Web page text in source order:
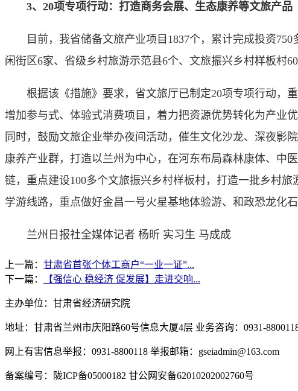
3、20项专项行动：打造商务会展、生态康养等文旅产品
目前，我省储备文旅产业项目1837个，累计完成投资750
闲街区6家、省级乡村旅游示范县6个、文旅振兴乡村样板村
根据该《措施》要求，省文旅厅已制定20项专项行动，重
增加参与式、体验式消费项目，着力把资源优势转化为产业
同时，鼓励文旅企业举办夜间活动，催生文化沙龙、深夜影
康养产业群，打造以兰州为中心，在河东布局森林康体、中
链，重点建设100多个文旅振兴乡村样板村，打造一批乡村
学游线路，重点做好金昌一号火星基地体验游、和政恐龙化
兰州日报社全媒体记者 杨昕 实习生 马成成
上一篇： 甘肃省首张个体工商户“一业一证”...
下一篇：
【强信心 稳经济 促发展】走进交响...
主办单位：甘肃省经济研究院
地址：甘肃省兰州市庆阳路60号信息大厦4层 业务咨询：0931-
网上有害信息举报：0931-8800118 举报邮箱：gseiadmin@163.com
备案编号：陇ICP备05000182 甘公网安备62010202002760号